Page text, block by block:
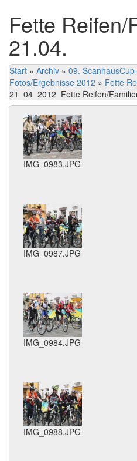
Fette Reifen/
21.04.
Start » Archiv » 09.
Fotos/Ergebnisse 2012 » Fette
21_04_2012_Fette Reifen/
IMG_0983.JPG
IMG_0987.JPG
IMG_0984.JPG
IMG_0988.JPG